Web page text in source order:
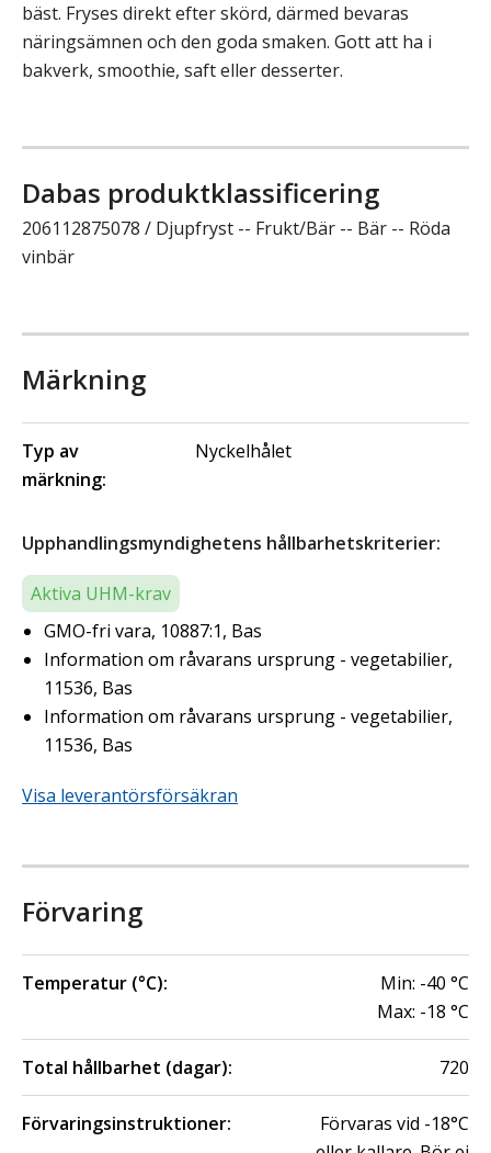
bäst. Fryses direkt efter skörd, därmed bevaras
näringsämnen och den goda smaken. Gott att ha i
bakverk, smoothie, saft eller desserter.
Dabas produktklassificering
206112875078 / Djupfryst -- Frukt/Bär -- Bär -- Röda
vinbär
Märkning
Typ av
märkning:
Nyckelhålet
Upphandlingsmyndighetens hållbarhetskriterier:
Aktiva UHM-krav
GMO-fri vara, 10887:1, Bas
Information om råvarans ursprung - vegetabilier,
11536, Bas
Information om råvarans ursprung - vegetabilier,
11536, Bas
Visa leverantörsförsäkran
Förvaring
Temperatur (°C): Min: -40 °C
Max: -18 °C
Total hållbarhet (dagar): 720
Förvaringsinstruktioner:
Förvaras vid -18°C